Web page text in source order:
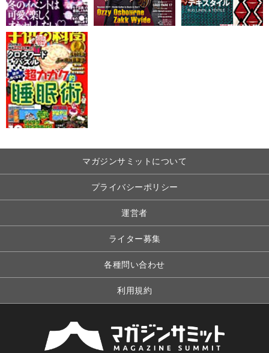
マガジンサミットについて
プライバシーポリシー
運営者
ライター募集
各種問い合わせ
利用規約